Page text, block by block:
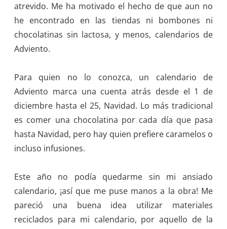
atrevido. Me ha motivado el hecho de que aun no
he encontrado en las tiendas ni bombones ni
chocolatinas sin lactosa, y menos, calendarios de
Adviento.
Para quien no lo conozca, un calendario de
Adviento marca una cuenta atrás desde el 1 de
diciembre hasta el 25, Navidad. Lo más tradicional
es comer una chocolatina por cada día que pasa
hasta Navidad, pero hay quien prefiere caramelos o
incluso infusiones.
Este año no podía quedarme sin mi ansiado
calendario, ¡así que me puse manos a la obra! Me
pareció una buena idea utilizar materiales
reciclados para mi calendario, por aquello de la